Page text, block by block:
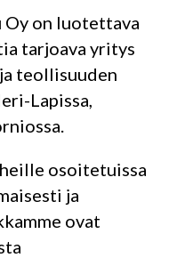
Oy on luotettava
tarjoava yritys
teollisuuden
Lapissa,
osoitetuissa
ja
ovat